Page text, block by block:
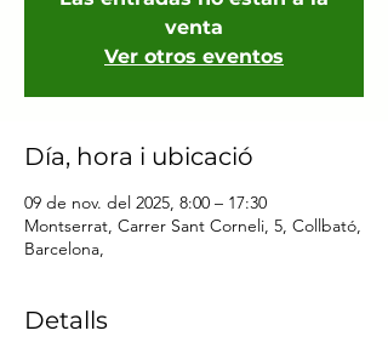
venta
Ver otros eventos
Día, hora i ubicació
09 de nov. del 2025, 8:00 – 17:30
Montserrat, Carrer Sant Corneli, 5, Collbató,
Barcelona,
Detalls